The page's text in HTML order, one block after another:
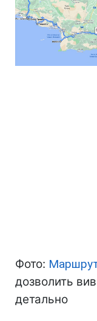
Фото:
дозволить
детально